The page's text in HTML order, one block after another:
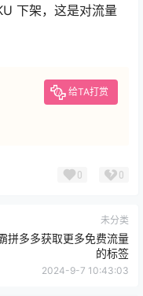
下架，这是对流量
给TA打赏
0 0
未分类
拼多多获取更多免费流量
的标签
2024-9-7 10:43:03